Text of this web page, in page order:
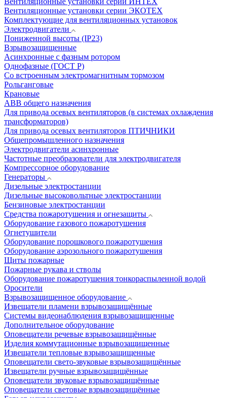
Вентиляционные установки серии ЭКОТЕХ
Комплектующие для вентиляционных установок
Электродвигатели
Пониженной высоты (IP23)
Взрывозащищенные
Асинхронные с фазным ротором
Однофазные (ГОСТ Р)
Со встроенным электромагнитным тормозом
Рольганговые
Крановые
АВВ общего назначения
Для привода осевых вентиляторов (в системах охлаждения
трансформаторов)
Для привода осевых вентиляторов ПТИЧНИКИ
Общепромышленного назначения
Электродвигатели асинхронные
Частотные преобразователи для электродвигателя
Компрессорное оборудование
Генераторы
Дизельные электростанции
Дизельные высоковольтные электростанции
Бензиновые электростанции
Средства пожаротушения и огнезащиты
Оборудование газового пожаротушения
Огнетушители
Оборудование порошкового пожаротушения
Оборудование аэрозольного пожаротушения
Щиты пожарные
Пожарные рукава и стволы
Оборудование пожаротушения тонкораспыленной водой
Оросители
Взрывозащищенное оборудование
Извещатели пламени взрывозащищённые
Системы видеонаблюдения взрывозащищенные
Дополнительное оборудование
Оповещатели речевые взрывозащищённые
Изделия коммутационные взрывозащищенные
Извещатели тепловые взрывозащищенные
Оповещатели свето-звуковые взрывозащищённые
Извещатели ручные взрывозащищённые
Оповещатели звуковые взрывозащищённые
Оповещатели световые взрывозащищённые